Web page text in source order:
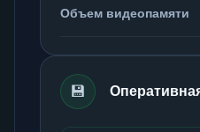
Объем видеопамяти
💾